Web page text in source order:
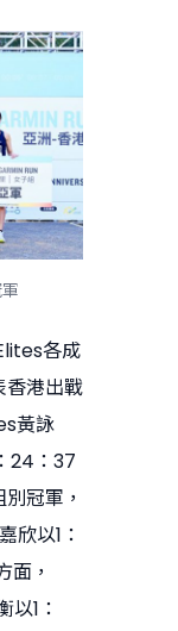
各成
香港出戰
黃詠
24：37
冠軍，
欣以1：
面，
1：